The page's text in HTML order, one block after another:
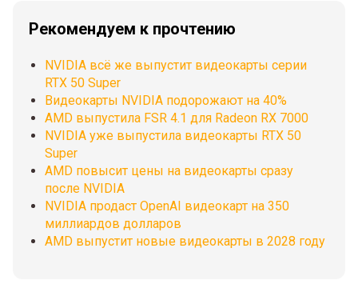
Рекомендуем к прочтению
NVIDIA всё же выпустит видеокарты серии
RTX 50 Super
Видеокарты NVIDIA подорожают на 40%
AMD выпустила FSR 4.1 для Radeon RX 7000
NVIDIA уже выпустила видеокарты RTX 50
Super
AMD повысит цены на видеокарты сразу
после NVIDIA
NVIDIA продаст OpenAI видеокарт на 350
миллиардов долларов
AMD выпустит новые видеокарты в 2028 году